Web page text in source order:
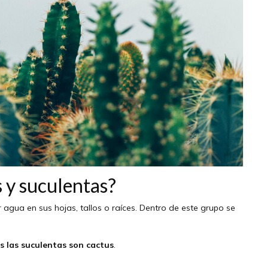
suculentas?
en sus hojas, tallos o raíces. Dentro de este grupo se
las suculentas son cactus.